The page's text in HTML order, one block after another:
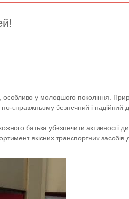
особливо у молодшого покоління.
справжньому безпечний і надійний
батька убезпечити активності
якісних транспортних засобів